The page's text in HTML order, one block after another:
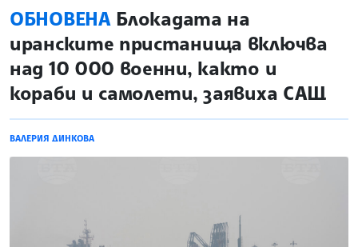
site.bta
ОБНОВЕНАБлокадата на
иранските пристанища включва
над 10 000 военни, както и
кораби и самолети, заявиха САЩ
ВАЛЕРИЯ ДИНКОВА